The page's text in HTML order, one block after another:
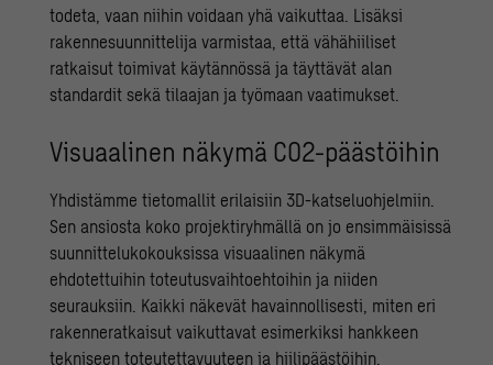
todeta, vaan niihin voidaan yhä vaikuttaa. Lisäksi
rakennesuunnittelija varmistaa, että vähähiiliset
ratkaisut toimivat käytännössä ja täyttävät alan
standardit sekä tilaajan ja työmaan vaatimukset.
Visuaalinen näkymä CO2-päästöihin
Yhdistämme tietomallit erilaisiin 3D-katseluohjelmiin.
Sen ansiosta koko projektiryhmällä on jo ensimmäisissä
suunnittelukokouksissa visuaalinen näkymä
ehdotettuihin toteutusvaihtoehtoihin ja niiden
seurauksiin. Kaikki näkevät havainnollisesti, miten eri
rakenneratkaisut vaikuttavat esimerkiksi hankkeen
tekniseen toteutettavuuteen ja hiilipäästöihin.